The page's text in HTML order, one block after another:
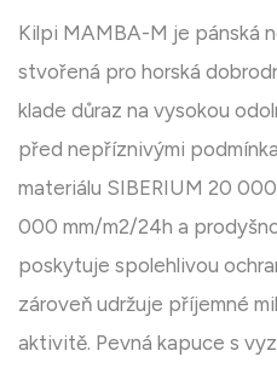
Kilpi MAMBA-M je pánská
stvořená pro horská
klade důraz na vysokou
před nepříznivými
materiálu SIBERIUM 20
000 mm/m2/24h a
poskytuje spolehlivou
zároveň udržuje příjemné
aktivitě. Pevná kapuce s